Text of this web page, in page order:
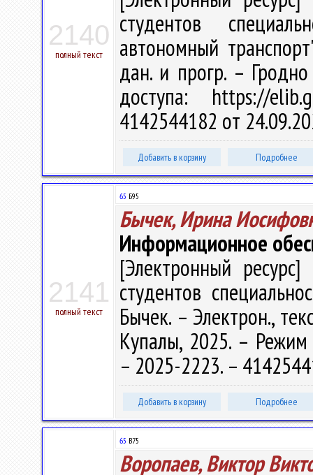
2140
полный текст
студентов
автономный
дан. и прогр. –
доступа: https://
4142544182 от
Добавить в корзину Подробнее
2141
полный текст
65 Б95
Бычек, Ирина
Информационное
[Электронный
студентов
Бычек. – Электрон.,
Купалы, 2025. –
– 2025-2223. –
Добавить в корзину Подробнее
65 В75
Воропаев, Виктор